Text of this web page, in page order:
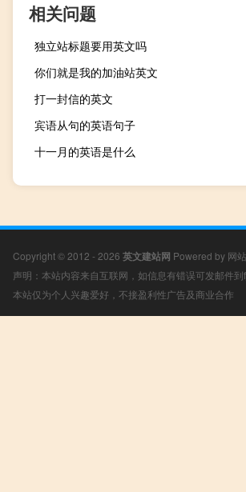
相关问题
独立站标题要用英文吗
你们就是我的加油站英文
打一封信的英文
宾语从句的英语句子
十一月的英语是什么
Copyright © 2012 - 2026 英文建站网 Powered by 网
声明：本站内容来自互联网，如信息有错误可发邮件
本站仅为个人兴趣爱好，不接盈利性广告及商业合作